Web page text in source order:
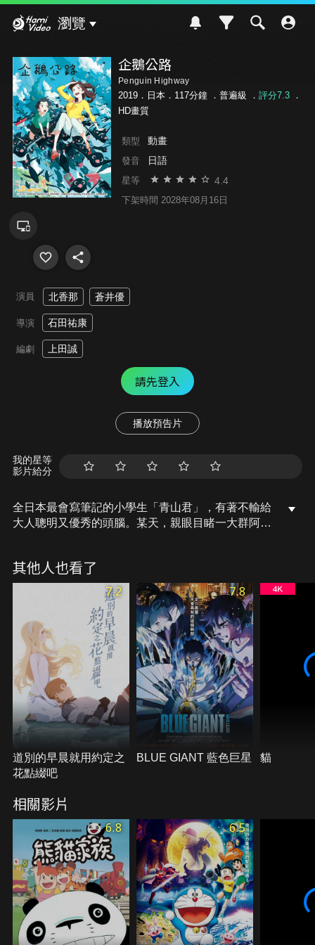
瀏覽
企鵝公路
Penguin Highway
2019．日本．117分鐘 ． 普遍級 ． 評分7.3．
HD畫質
類型 動畫
發音 日語
星等 4.4
下架時間 2028年08月16日
演員 北香那 蒼井優
導演 石田祐康
編劇 上田誠
請先登入
播放預告片
我的星等
影片給分
全日本最會寫筆記的小學生「青山君」，有著不輸給
大人聰明又優秀的頭腦。某天，親眼目睹一大群阿德
而這群企鵝似乎是被丟到半空中的可樂罐變成的，這
是誰做的呢？為了解開這個謎，「青山君」展開一連
其他人也看了
7.2
道別的早晨就用約定之
花點綴吧
7.8
BLUE GIANT 藍色巨星 貓
相關影片
6.8 6.5